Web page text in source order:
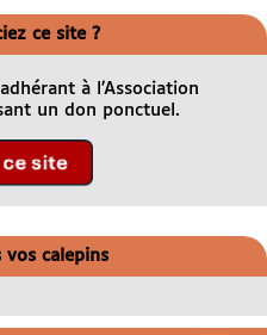
ce site ?
à l’Association
un don ponctuel.
calepins